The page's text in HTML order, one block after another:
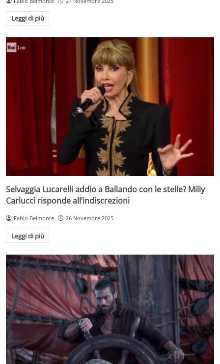
Leggi di più
Selvaggia Lucarelli addio a Ballando con le stelle? Milly
Carlucci risponde all’indiscrezioni
Fabio Belmonte 26 Novembre 2025
Leggi di più